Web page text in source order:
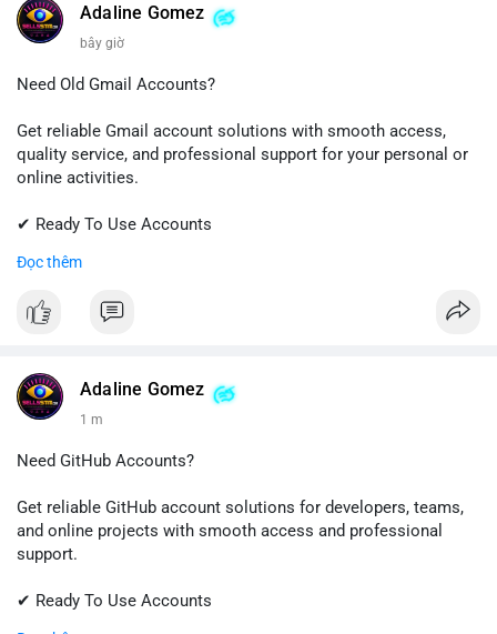
#snapchat #snapchataccount
#sellssmm
Adaline Gomez
bây giờ
Need Old Gmail Accounts?
Get reliable Gmail account solutions with smooth access,
quality service, and professional support for your personal or
online activities.
✔ Ready To Use Accounts
✔ Trusted Customer Support
📱 WhatsApp: +1 (681) 549-2683
#gmail #googleaccount #emailsolutions
#sellssmm
Đọc thêm
Adaline Gomez
1 m
Need GitHub Accounts?
Get reliable GitHub account solutions for developers, teams,
and online projects with smooth access and professional
support.
✔ Ready To Use Accounts